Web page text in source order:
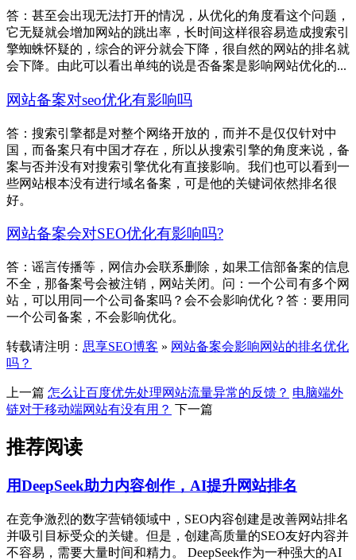
答：甚至会出现无法打开的情况，从优化的角度看这个问题，
它无疑就会增加网站的跳出率，长时间这样很容易造成搜索引
擎蜘蛛怀疑的，综合的评分就会下降，很自然的网站的排名就
会下降。由此可以看出单纯的说是否备案是影响网站优化的...
网站备案对seo优化有影响吗
答：搜索引擎都是对整个网络开放的，而并不是仅仅针对中
国，而备案只有中国才存在，所以从搜索引擎的角度来说，备
案与否并没有对搜索引擎优化有直接影响。我们也可以看到一
些网站根本没有进行域名备案，可是他的关键词依然排名很
好。
网站备案会对SEO优化有影响吗?
答：谣言传播等，网信办会联系删除，如果工信部备案的信息
不全，那备案号会被注销，网站关闭。问：一个公司有多个网
站，可以用同一个公司备案吗？会不会影响优化？答：要用同
一个公司备案，不会影响优化。
转载请注明： 思享SEO博客 » 网站备案会影响网站的排名优化
吗？
上一篇 怎么让百度优先处理网站流量异常的反馈？ 电脑端外
链对于移动端网站有没有用？ 下一篇
推荐阅读
用DeepSeek助力内容创作，AI提升网站排名
在竞争激烈的数字营销领域中，SEO内容创建是改善网站排名
并吸引目标受众的关键。但是，创建高质量的SEO友好内容并
不容易，需要大量时间和精力。 DeepSeek作为一种强大的AI